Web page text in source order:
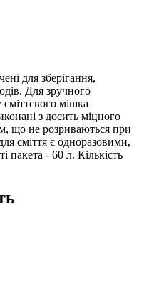
для зберігання,
Для зручного
мішка
з досить міцного
що не розриваються при
сміття є одноразовими,
пакета - 60 л. Кількість